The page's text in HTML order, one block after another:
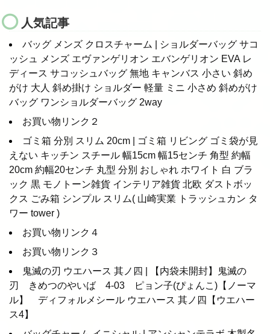
人気記事
バッグ メンズ クロスチャーム | ショルダーバッグ サコ
ッシュ メンズ エヴァンゲリオン エバンゲリオン EVA レ
ディース サコッシュバッグ 無地 キャンバス 小さい 斜め
がけ 大人 斜め掛け ショルダー 軽量 ミニ 小さめ 斜めがけ
バッグ ワンショルダーバッグ 2way
お買い物リンク２
ゴミ箱 分別 スリム 20cm | ゴミ箱 リビング ゴミ袋が見
えない キッチン スチール 幅15cm 幅15センチ 角型 約幅
20cm 約幅20センチ 丸型 分別 おしゃれ ホワイト 白 ブラ
ック 黒 モノトーン雑貨 インテリア雑貨 北欧 ダストボッ
クス ごみ箱 シンプル スリム( 山崎実業 トラッシュカン タ
ワー tower )
お買い物リンク４
お買い物リンク３
鬼滅の刃 ウエハース 其ノ四 | 【内袋未開封】鬼滅の
刃 きめつのやいば 4-03 ピョン子(ぴょんこ)【ノーマ
ル】 ディフォルメシール ウエハース 其ノ四【ウエハー
ス4】